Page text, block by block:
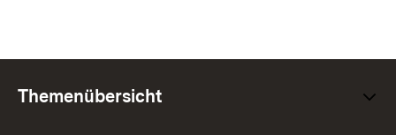
Themenübersicht